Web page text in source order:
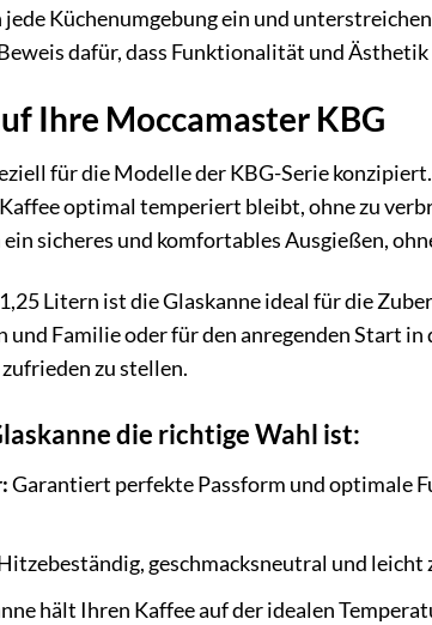
Küchenumgebung ein und
dafür, dass Funktionalität und
Ihre Moccamaster KBG
für die Modelle der KBG-Serie
optimal temperiert bleibt, ohne zu
sicheres und komfortables Ausgießen,
Litern ist die Glaskanne ideal für die
und Familie oder für den anregenden Start
zu stellen.
die richtige Wahl ist:
Garantiert perfekte Passform und optimale
geschmacksneutral und
hält Ihren Kaffee auf der idealen